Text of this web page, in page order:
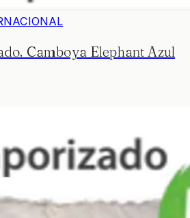
Camboya Elephant Azul